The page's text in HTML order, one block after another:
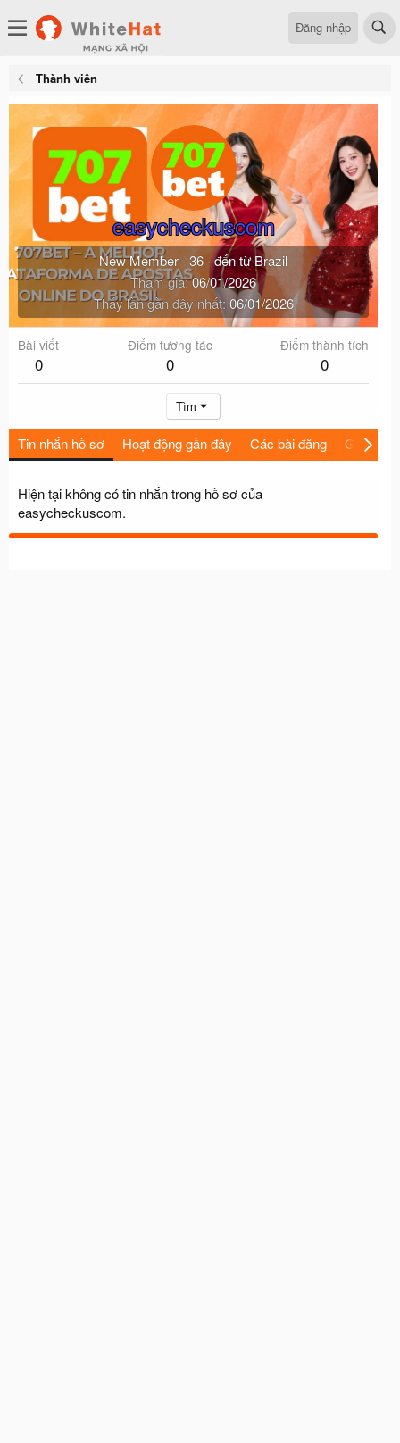
Đăng nhập
Thành viên
easycheckuscom
New Member · 36 ·đến từBrazil
Tham gia 06/01/2026
Thấy lần gần đây nhất 06/01/2026
Bài viết
0
Điểm tương tác
0
Điểm thành tích
0
Tìm
Tin nhắn hồ sơ Hoạt động gần đây Các bài đăng Giới thiệu
Hiện tại không có tin nhắn trong hồ sơ của
easycheckuscom.